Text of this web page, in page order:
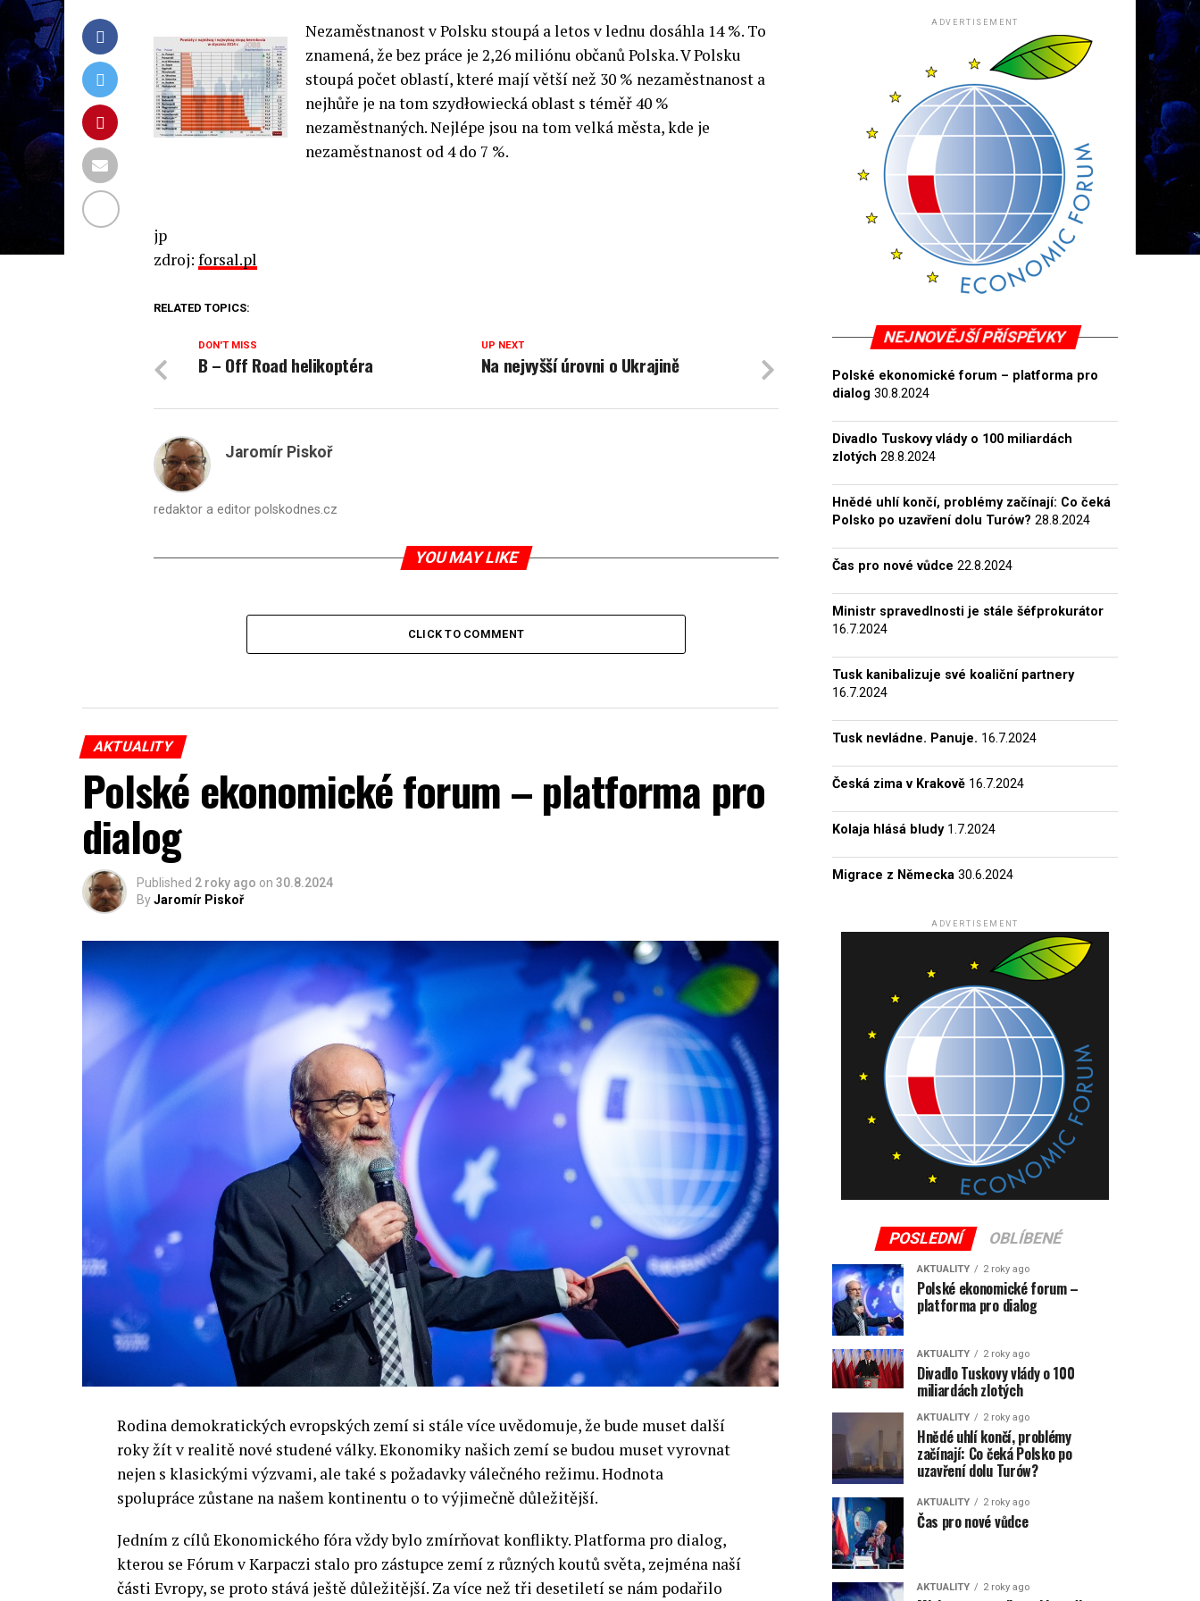
Nezaměstnanost v Polsku stoupá a letos v lednu dosáhla 14 %. To
znamená, že bez práce je 2,26 miliónu občanů Polska. V Polsku
stoupá počet oblastí, které mají větší než 30 % nezaměstnanost a
nejhůře je na tom szydłowiecká oblast s téměř 40 %
nezaměstnaných. Nejlépe jsou na tom velká města, kde je
nezaměstnanost od 4 do 7 %.
jp
zdroj: forsal.pl
RELATED TOPICS:
UP NEXT
Na nejvyšší úrovni o Ukrajině
DON'T MISS
B – Off Road helikoptéra
Jaromír Piskoř
redaktor a editor polskodnes.cz
YOU MAY LIKE
CLICK TO COMMENT
AKTUALITY
Polské ekonomické forum – platforma pro
dialog
Published 2 roky ago on 30.8.2024
ByJaromír Piskoř
Rodina demokratických evropských zemí si stále více uvědomuje, že bude muset další
roky žít v realitě nové studené války. Ekonomiky našich zemí se budou muset vyrovnat
nejen s klasickými výzvami, ale také s požadavky válečného režimu. Hodnota
spolupráce zůstane na našem kontinentu o to výjimečně důležitější.
Jedním z cílů Ekonomického fóra vždy bylo zmírňovat konflikty. Platforma pro dialog,
kterou se Fórum v Karpaczi stalo pro zástupce zemí z různých koutů světa, zejména naší
části Evropy, se proto stává ještě důležitější. Za více než tři desetiletí se nám podařilo
ADVERTISEMENT
NEJNOVĚJŠÍ PŘÍSPĚVKY
Polské ekonomické forum – platforma pro
dialog 30.8.2024
Divadlo Tuskovy vlády o 100 miliardách
zlotých 28.8.2024
Hnědé uhlí končí, problémy začínají: Co čeká
Polsko po uzavření dolu Turów? 28.8.2024
Čas pro nové vůdce 22.8.2024
Ministr spravedlnosti je stále šéfprokurátor
16.7.2024
Tusk kanibalizuje své koaliční partnery
16.7.2024
Tusk nevládne. Panuje. 16.7.2024
Česká zima v Krakově 16.7.2024
Kolaja hlásá bludy 1.7.2024
Migrace z Německa 30.6.2024
ADVERTISEMENT
POSLEDNÍ OBLÍBENÉ
AKTUALITY 2 roky ago
Polské ekonomické forum –
platforma pro dialog
AKTUALITY 2 roky ago
Divadlo Tuskovy vlády o 100
miliardách zlotých
AKTUALITY 2 roky ago
Hnědé uhlí končí, problémy
začínají: Co čeká Polsko po
uzavření dolu Turów?
AKTUALITY 2 roky ago
Čas pro nové vůdce
AKTUALITY 2 roky ago